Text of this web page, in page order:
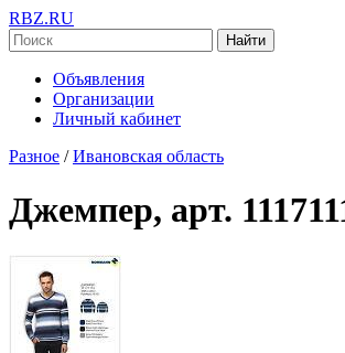
RBZ.RU
Найти
Объявления
Организации
Личный кабинет
Разное / Ивановская область
Джемпер, арт.